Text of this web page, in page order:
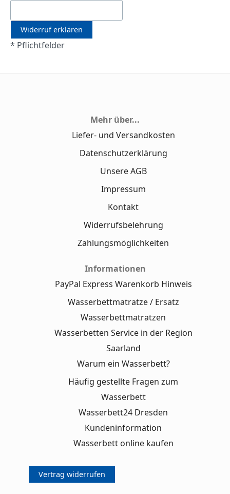
Widerruf erklären
* Pflichtfelder
Mehr über...
Liefer- und Versandkosten
Datenschutzerklärung
Unsere AGB
Impressum
Kontakt
Widerrufsbelehrung
Zahlungsmöglichkeiten
Informationen
PayPal Express Warenkorb Hinweis
Wasserbettmatratze / Ersatz
Wasserbettmatratzen
Wasserbetten Service in der Region
Saarland
Warum ein Wasserbett?
Häufig gestellte Fragen zum
Wasserbett
Wasserbett24 Dresden
Kundeninformation
Wasserbett online kaufen
Vertrag widerrufen